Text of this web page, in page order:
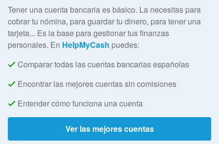
Tener una cuenta bancaria es básico. La necesitas para
cobrar tu nómina, para guardar tu dinero, para tener una
tarjeta... Es la base para gestionar tus finanzas
personales. En HelpMyCash puedes:
Comparar todas las cuentas bancarias españolas
Encontrar las mejores cuentas sin comisiones
Entender cómo funciona una cuenta
Ver las mejores cuentas